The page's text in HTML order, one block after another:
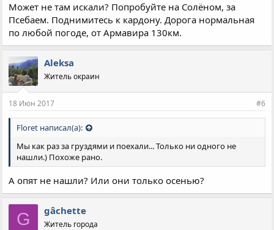
Может не там искали? Попробуйте на Солёном, за
Псебаем. Поднимитесь к кардону. Дорога нормальная
по любой погоде, от Армавира 130км.
Aleksa
Житель окраин
18 Июн 2017 #6
Floret написал(а):
Мы как раз за груздями и поехали... Только ни одного не
нашли.) Похоже рано.
А опят не нашли? Или они только осенью?
G gâchette
Житель города